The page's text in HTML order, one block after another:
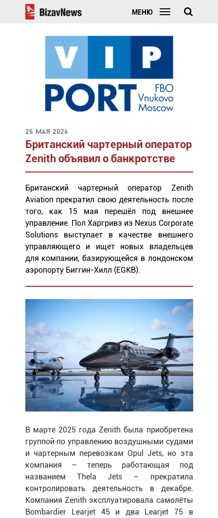
МЕНЮ
25 мая 2026
Британский чартерный оператор
Zenith объявил о банкротстве
Британский чартерный оператор Zenith
Aviation прекратил свою деятельность после
того, как 15 мая перешёл под внешнее
управление. Пол Харгривз из Nexus Corporate
Solutions выступает в качестве внешнего
управляющего и ищет новых владельцев
для компании, базирующейся в лондонском
аэропорту Биггин-Хилл (EGKB).
В марте 2025 года Zenith была приобретена
группой по управлению воздушными судами
и чартерным перевозкам Opul Jets, но эта
компания – теперь работающая под
названием Thela Jets – прекратила
контролировать деятельность в декабре.
Компания Zenith эксплуатировала самолёты
Bombardier Learjet 45 и два Learjet 75 в